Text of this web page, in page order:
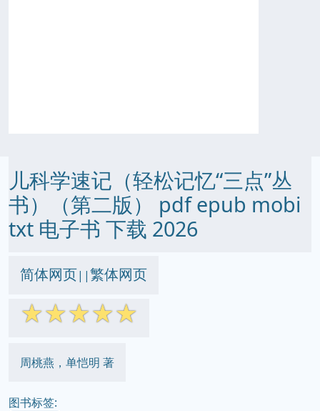
儿科学速记（轻松记忆“三点”丛
书）（第二版） pdf epub mobi
txt 电子书 下载 2026
简体网页||繁体网页
☆☆☆☆☆
周桃燕，单恺明 著
图书标签: